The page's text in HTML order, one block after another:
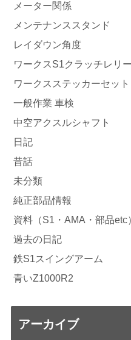
メーター関係
メンテナンススタンド
レイダウン角度
ワークスS1クラッチレリ
ワークスステッカーセット
一般作業 車検
中空アクスルシャフト
日記
昔話
未分類
純正部品情報
資料（S1・AMA・部品etc
過去の日記
鉄S1スイングアーム
青いZ1000R2
アーカイブ